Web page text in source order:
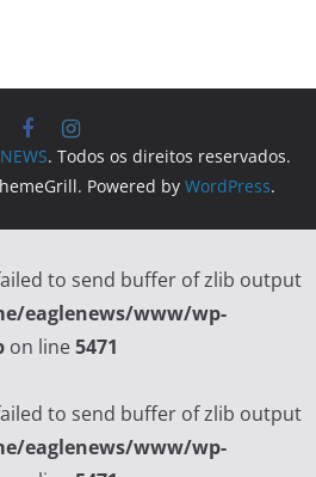
. Todos os direitos reservados.
Powered by WordPress.
to send buffer of zlib output
eaglenews/www/wp-
on line5471
to send buffer of zlib output
eaglenews/www/wp-